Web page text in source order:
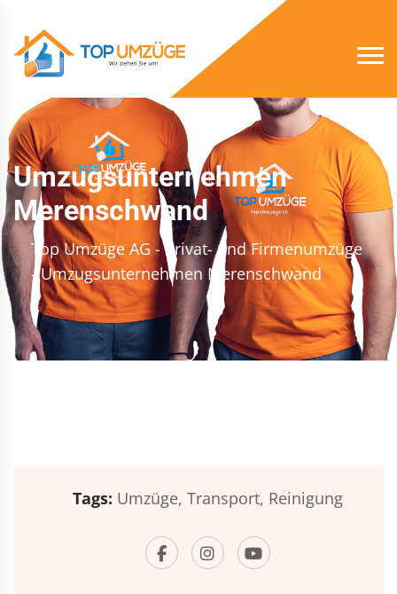
Umzugsunternehmen
Merenschwand
Top Umzüge AG - Privat- und Firmenumzüge
- Umzugsunternehmen Merenschwand
Tags: Umzüge, Transport, Reinigung